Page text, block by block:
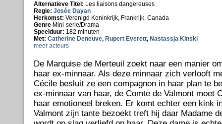
Alternatieve Titel: Les liaisons dangereuses
Regie: Josée Dayan
Herkomst: Verenigd Koninkrijk, Frankrijk, Canada
Genre Mini-serie/Drama
Speelduur: 182 minuten
Met: Catherine Deneuve, Rupert Everett, Nastassja Kinski
meer acteurs
De Marquise de Merteuil zoekt naar een manier
haar ex-minnaar. Als deze minnaar zich verlooft
Cécile besluit ze een compagnon in haar plan te
ex-minnaar van haar, de Comte de Valmont moet
haar emotioneel breken. Er komt echter een kink
Valmont zijn tante bezoekt treft hij daar Madame